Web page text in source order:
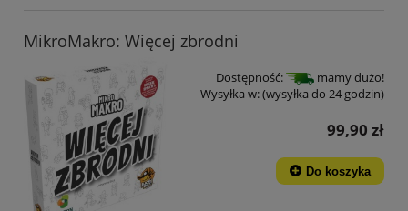
MikroMakro: Więcej zbrodni
Dostępność:
mamy dużo!
Wysyłka w:(wysyłka do 24 godzin)
99,90 zł
Do koszyka